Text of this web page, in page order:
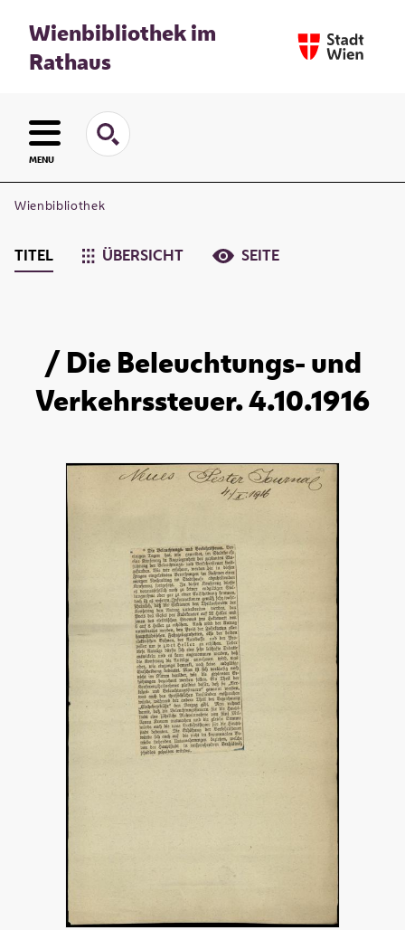
Wienbibliothek im
Rathaus
MENU
Wienbibliothek
TITEL ÜBERSICHT SEITE
/ Die Beleuchtungs- und
Verkehrssteuer. 4.10.1916